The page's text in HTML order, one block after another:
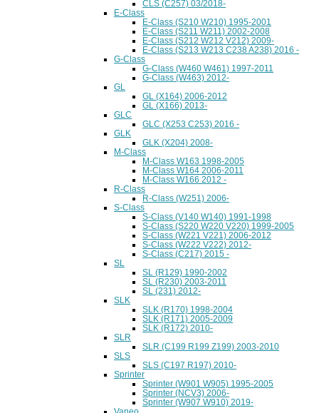
CLS (C257) 03/2018-
E-Class
E-Class (S210 W210) 1995-2001
E-Class (S211 W211) 2002-2008
E-Class (S212 W212 V212) 2009-
E-Class (S213 W213 C238 A238) 2016 -
G-Class
G-Class (W460 W461) 1997-2011
G-Class (W463) 2012-
GL
GL (X164) 2006-2012
GL (X166) 2013-
GLC
GLC (X253 C253) 2016 -
GLK
GLK (X204) 2008-
M-Class
M-Class W163 1998-2005
M-Class W164 2006-2011
M-Class W166 2012 -
R-Class
R-Class (W251) 2006-
S-Class
S-Class (V140 W140) 1991-1998
S-Class (S220 W220 V220) 1999-2005
S-Class (W221 V221) 2006-2012
S-Class (W222 V222) 2012-
S-Class (C217) 2015 -
SL
SL (R129) 1990-2002
SL (R230) 2003-2011
SL (231) 2012-
SLK
SLK (R170) 1998-2004
SLK (R171) 2005-2009
SLK (R172) 2010-
SLR
SLR (C199 R199 Z199) 2003-2010
SLS
SLS (C197 R197) 2010-
Sprinter
Sprinter (W901 W905) 1995-2005
Sprinter (NCV3) 2006-
Sprinter (W907 W910) 2019-